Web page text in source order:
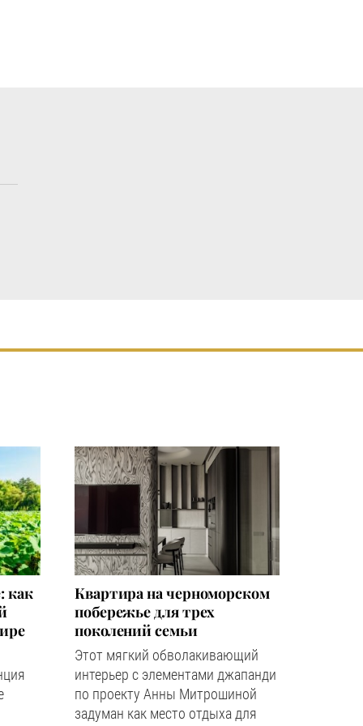
как
Квартира на черноморском
побережье для трех
поколений семьи
Этот мягкий обволакивающий
интерьер с элементами джапанди
по проекту Анны Митрошиной
задуман как место отдыха для